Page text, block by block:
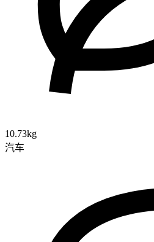
10.73kg
汽车